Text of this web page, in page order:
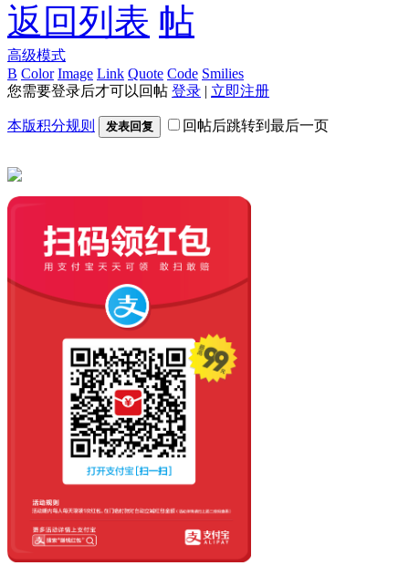
返回列表
高级模式
B Color Image Link Quote Code Smilies
您需要登录后才可以回帖 登录 | 立即注册
本版积分规则 发表回复 回帖后跳转到最后一页